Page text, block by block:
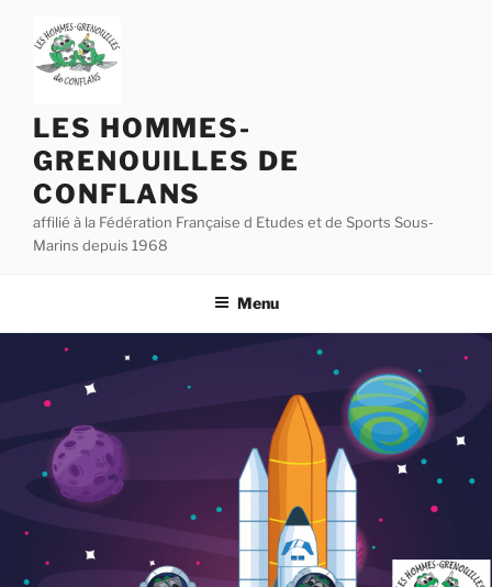
contenu
principal
LES HOMMES-
GRENOUILLES DE
CONFLANS
affilié à la Fédération Française d Etudes et de Sports Sous-
Marins depuis 1968
Menu